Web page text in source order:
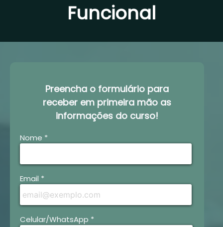
Funcional
Preencha o formulário para
receber em primeira mão as
informações do curso!
Nome *
Email *
Celular/WhatsApp *